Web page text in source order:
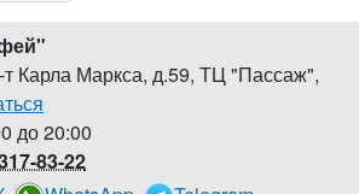
"
т Карла Маркса, д.59, ТЦ "Пассаж",
до 20:00
83-22